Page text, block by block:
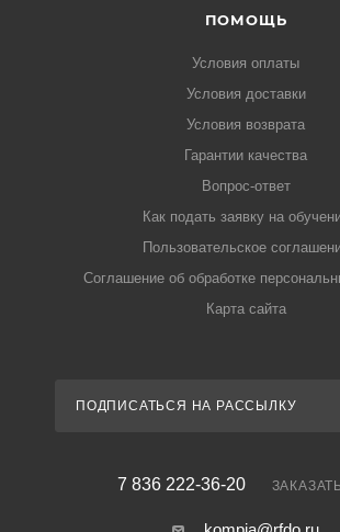
ПОМОЩЬ
Условия оплаты
Условия доставки
Условия возврата
Гарантии качества
Вопрос-ответ
Как подать заявку на
Пользовательское
Соглашение об обработке
Карта сайта
ПОДПИСАТЬСЯ НА РАССЫЛКУ
7 836 222-36-20